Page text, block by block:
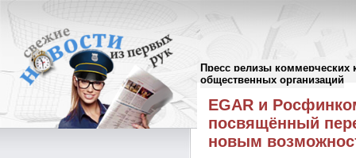
Пресс релизы коммерческих
общественных организаций
Пресс-релизы//
EGAR и
посвящённый
новым